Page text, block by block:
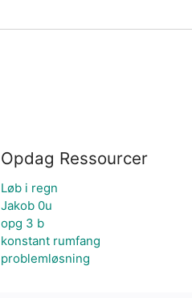
Opdag Ressourcer
Løb i regn
Jakob 0u
opg 3 b
konstant rumfang
problemløsning